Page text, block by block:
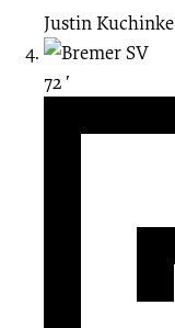
Justin Kuchinke
72 ′